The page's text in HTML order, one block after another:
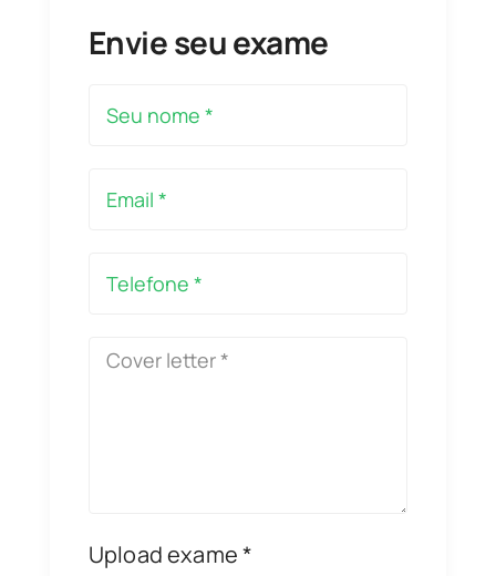
Envie seu exame
Upload exame *